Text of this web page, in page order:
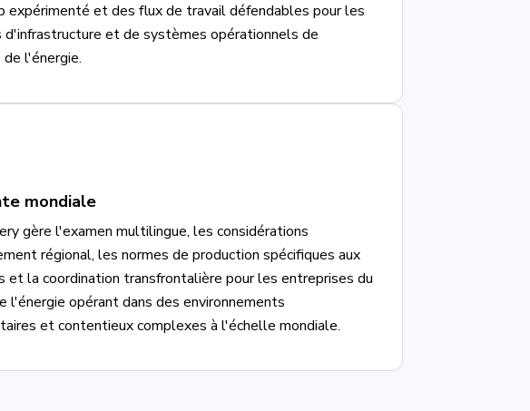
expérimenté et des flux de travail défendables pour les
d'infrastructure et de systèmes opérationnels de
l'énergie.
mondiale
gère l'examen multilingue, les considérations
régional, les normes de production spécifiques aux
et la coordination transfrontalière pour les entreprises du
l'énergie opérant dans des environnements
et contentieux complexes à l'échelle mondiale.